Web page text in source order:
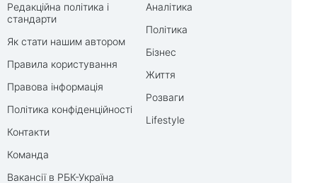
Редакційна політика і
стандарти
Як стати нашим автором
Правила користування
Правова інформація
Політика конфіденційності
Контакти
Команда
Вакансії в РБК-Україна
Аналітика
Політика
Бізнес
Життя
Розваги
Lifestyle